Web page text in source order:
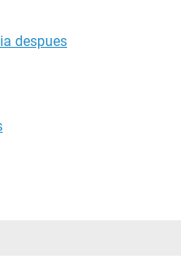
despues